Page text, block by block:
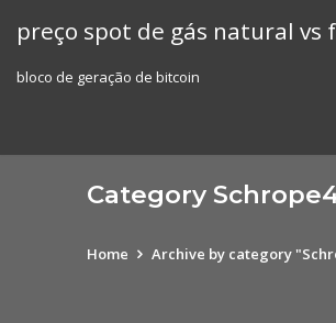
preço spot de gás natural vs
bloco de geração de bitcoin
Category
Home Archive by category